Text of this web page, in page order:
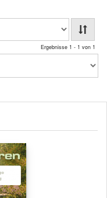
Ergebnisse 1 - 1 von 1